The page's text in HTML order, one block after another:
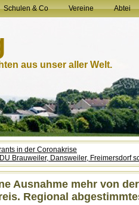
Schulen & Co Vereine Abtei
aus unser aller Welt.
in der Coronakrise
Brauweiler, Dansweiler, Freimersdorf
Ausnahme mehr von
Regional